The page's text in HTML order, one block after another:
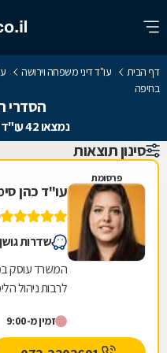
דף הבית עו"ד דיני משפחה וירושה
בחיפה
הסדרי
נמצאו 42 עו"ד דיני משפחה וירושה
סינון תוצאות
פרסומת
עו"ד כהן
שדרות גושן 23, קרית
המשרד עוסק
לרבות ניהול
זמין מ-9:00